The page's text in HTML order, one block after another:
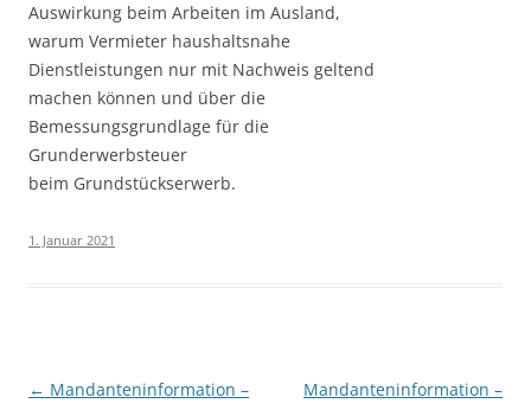
Auswirkung beim Arbeiten im Ausland,
warum Vermieter haushaltsnahe
Dienstleistungen nur mit Nachweis geltend
machen können und über die
Bemessungsgrundlage für die
Grunderwerbsteuer
beim Grundstückserwerb.
1. Januar 2021
Beitragsnavigation
← Mandanteninformation –
Mandanteninformation –